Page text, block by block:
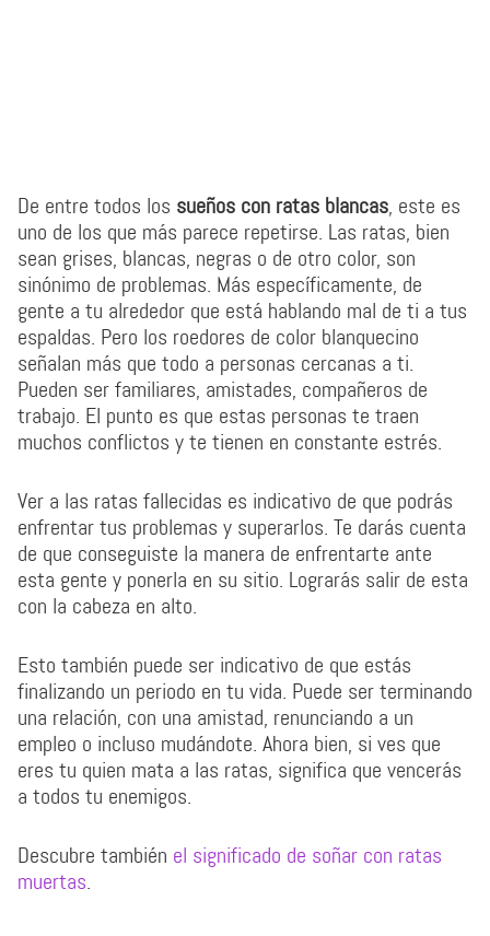
De entre todos los sueños con ratas blancas, este es
uno de los que más parece repetirse. Las ratas, bien
sean grises, blancas, negras o de otro color, son
sinónimo de problemas. Más específicamente, de
gente a tu alrededor que está hablando mal de ti a tus
espaldas. Pero los roedores de color blanquecino
señalan más que todo a personas cercanas a ti.
Pueden ser familiares, amistades, compañeros de
trabajo. El punto es que estas personas te traen
muchos conflictos y te tienen en constante estrés.
Ver a las ratas fallecidas es indicativo de que podrás
enfrentar tus problemas y superarlos. Te darás cuenta
de que conseguiste la manera de enfrentarte ante
esta gente y ponerla en su sitio. Lograrás salir de esta
con la cabeza en alto.
Esto también puede ser indicativo de que estás
finalizando un periodo en tu vida. Puede ser terminando
una relación, con una amistad, renunciando a un
empleo o incluso mudándote. Ahora bien, si ves que
eres tu quien mata a las ratas, significa que vencerás
a todos tu enemigos.
Descubre también el significado de soñar con ratas
muertas.